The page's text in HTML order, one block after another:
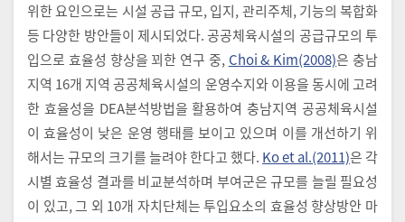
위한 요인으로는 시설 공급 규모, 입지, 관리주체, 기능의 복합화
등 다양한 방안들이 제시되었다. 공공체육시설의 공급규모의 투
입으로 효율성 향상을 꾀한 연구 중, Choi & Kim(2008)은 충남
지역 16개 지역 공공체육시설의 운영수지와 이용을 동시에 고려
한 효율성을 DEA분석방법을 활용하여 충남지역 공공체육시설
이 효율성이 낮은 운영 행태를 보이고 있으며 이를 개선하기 위
해서는 규모의 크기를 늘려야 한다고 했다. Ko et al.(2011)은 각
시별 효율성 결과를 비교분석하며 부여군은 규모를 늘릴 필요성
이 있고, 그 외 10개 자치단체는 투입요소의 효율성 향상방안 마